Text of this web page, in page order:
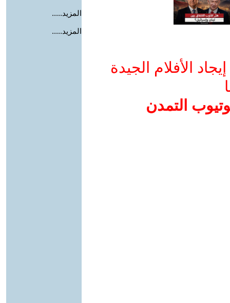
الأفلام الجيدة
التمدن
المزيد.....
المزيد.....